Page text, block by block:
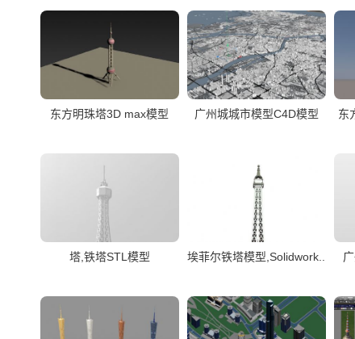
东方明珠塔3D max模型 广州城城市模型C4D模型
东
塔,铁塔STL模型 埃菲尔铁塔模型,Solidwork..